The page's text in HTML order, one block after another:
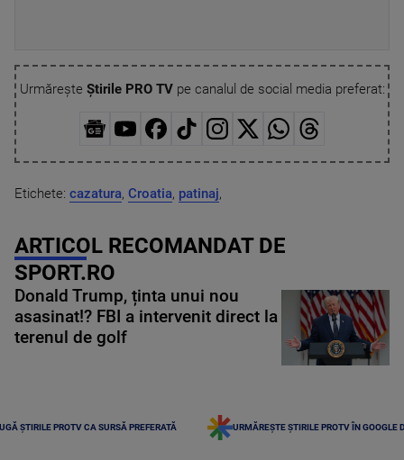
Urmărește Știrile PRO TVpe canalul de social media preferat:
Etichete: cazatura, Croatia, patinaj,
ARTICOL RECOMANDAT DE
SPORT.RO
Donald Trump, ținta unui nou
asasinat!? FBI a intervenit direct la
terenul de golf
ȘTIRILE PROTV CA SURSĂ PREFERATĂ URMĂREȘTE ȘTIRILE PROTV ÎN GOOGLE